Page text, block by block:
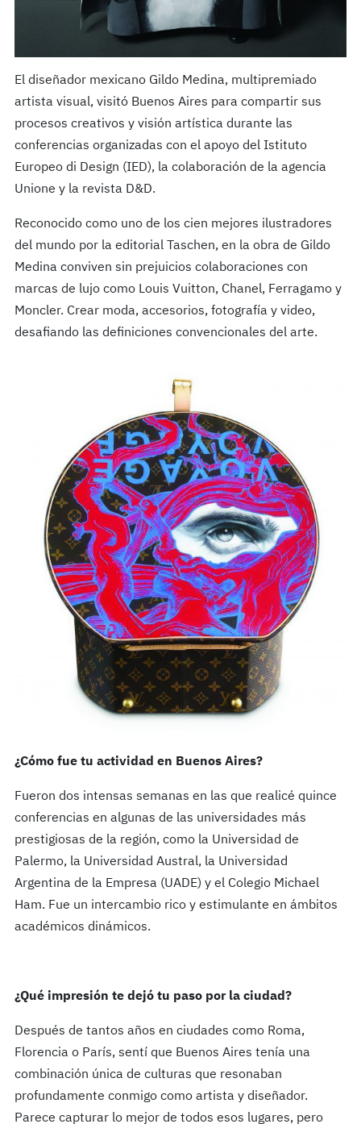
El diseñador mexicano Gildo Medina, multipremiado
artista visual, visitó Buenos Aires para compartir sus
procesos creativos y visión artística durante las
conferencias organizadas con el apoyo del Istituto
Europeo di Design (IED), la colaboración de la agencia
Unione y la revista D&D.
Reconocido como uno de los cien mejores ilustradores
del mundo por la editorial Taschen, en la obra de Gildo
Medina conviven sin prejuicios colaboraciones con
marcas de lujo como Louis Vuitton, Chanel, Ferragamo y
Moncler. Crear moda, accesorios, fotografía y video,
desafiando las definiciones convencionales del arte.
¿Cómo fue tu actividad en Buenos Aires?
Fueron dos intensas semanas en las que realicé quince
conferencias en algunas de las universidades más
prestigiosas de la región, como la Universidad de
Palermo, la Universidad Austral, la Universidad
Argentina de la Empresa (UADE) y el Colegio Michael
Ham. Fue un intercambio rico y estimulante en ámbitos
académicos dinámicos.
¿Qué impresión te dejó tu paso por la ciudad?
Después de tantos años en ciudades como Roma,
Florencia o París, sentí que Buenos Aires tenía una
combinación única de culturas que resonaban
profundamente conmigo como artista y diseñador.
Parece capturar lo mejor de todos esos lugares, pero